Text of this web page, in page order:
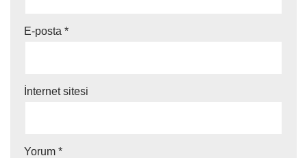
E-posta *
İnternet sitesi
Yorum *